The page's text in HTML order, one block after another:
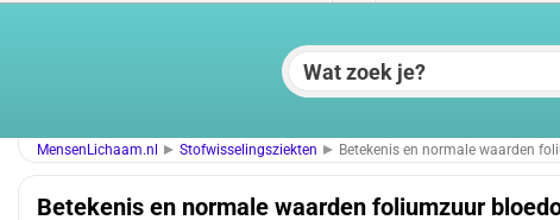
MensenLichaam.nl Stofwisselingsziekten Betekenis en normale waarden
Betekenis en normale waarden foliumzuur